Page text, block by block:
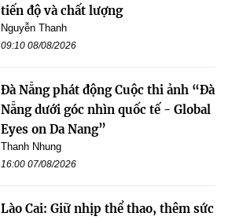
tiến độ và chất lượng
Nguyễn Thanh
09:10 08/08/2026
Đà Nẵng phát động Cuộc thi ảnh “Đà
Nẵng dưới góc nhìn quốc tế - Global
Eyes on Da Nang”
Thanh Nhung
16:00 07/08/2026
Lào Cai: Giữ nhịp thể thao, thêm sức